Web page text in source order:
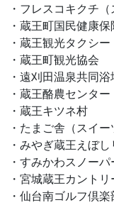
・フレスコキクチ
・蔵王町国民健康
・蔵王観光タクシー
・蔵王町観光協会
・遠刈田温泉共同
・蔵王酪農センター
・蔵王キツネ村
・たまご舎（スイ
・みやぎ蔵王えぼし
・すみかわスノーパ
・宮城蔵王カント
・仙台南ゴルフ倶楽